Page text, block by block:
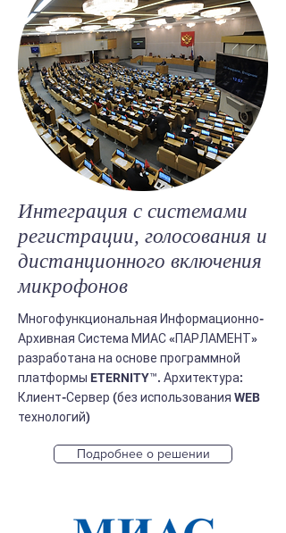
Интеграция с системами
регистрации, голосования и
дистанционного включения
микрофонов
Многофункциональная Информационно-
Архивная Система МИАС «ПАРЛАМЕНТ»
разработана на основе программной
платформы ETERNITY™. Архитектура:
Клиент-Сервер (без использования WEB
технологий)
Подробнее о решении